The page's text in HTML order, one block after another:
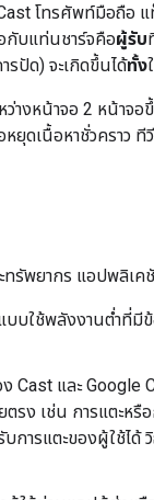
Cast โทรศัพท์มือถือ
กับแท่นชาร์จคือผู้รับ
รปัด) จะเกิดขึ้นได้ทั้ง
หว่างหน้าจอ 2 หน้า
ดเนื้อหาชั่วคราว ที
ะทรัพยากร แอปพลิ
ใช้พลังงานต่ำที่มีข้
ง Cast และ
ตรง เช่น การแตะ
บการแตะของผู้ใช้ได้